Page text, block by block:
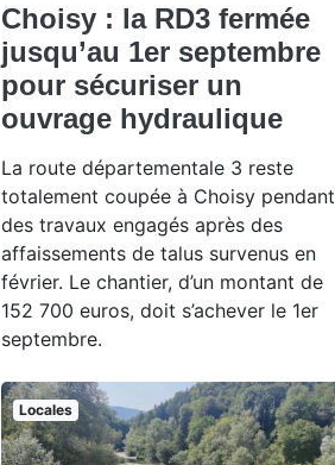
Choisy : la RD3 fermée
jusqu’au 1er septembre
pour sécuriser un
ouvrage hydraulique
La route départementale 3 reste
totalement coupée à Choisy pendant
des travaux engagés après des
affaissements de talus survenus en
février. Le chantier, d’un montant de
152 700 euros, doit s’achever le 1er
septembre.
Locales